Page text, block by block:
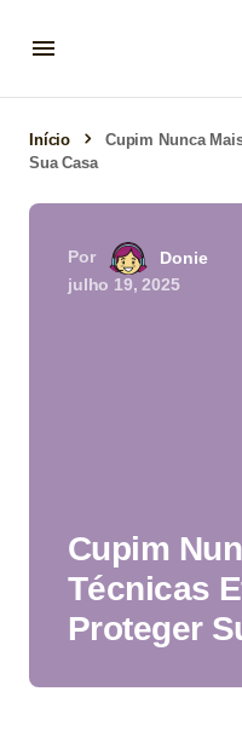
Início
Cupim Nunca
Sua Casa
Por
Donie
julho 19, 2025
Cupim
Técnicas
Proteger